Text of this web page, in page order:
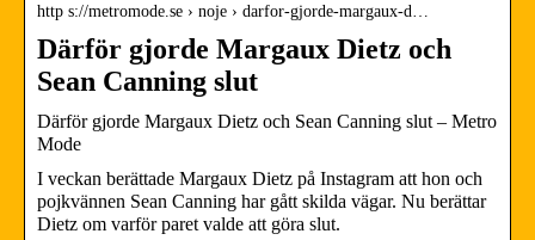
http s://metromode.se › noje › darfor-gjorde-margaux-d…
Därför gjorde Margaux Dietz och
Sean Canning slut
Därför gjorde Margaux Dietz och Sean Canning slut – Metro
Mode
I veckan berättade Margaux Dietz på Instagram att hon och
pojkvännen Sean Canning har gått skilda vägar. Nu berättar
Dietz om varför paret valde att göra slut.